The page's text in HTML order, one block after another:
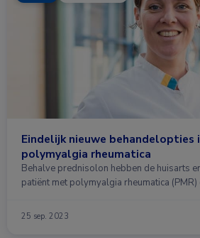
Eindelijk nieuwe behandelopties
polymyalgia rheumatica
Behalve prednisolon hebben de huisarts
patiënt met polymyalgia rheumatica
25 sep. 2023